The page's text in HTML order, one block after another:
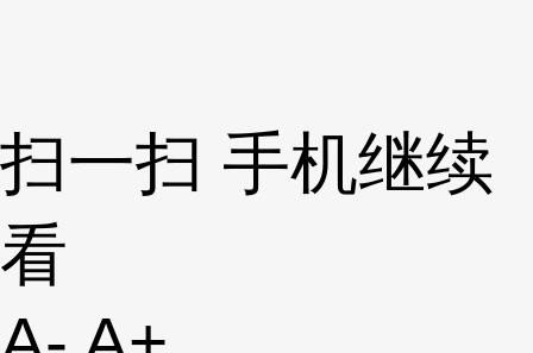
扫一扫 手机继续
看